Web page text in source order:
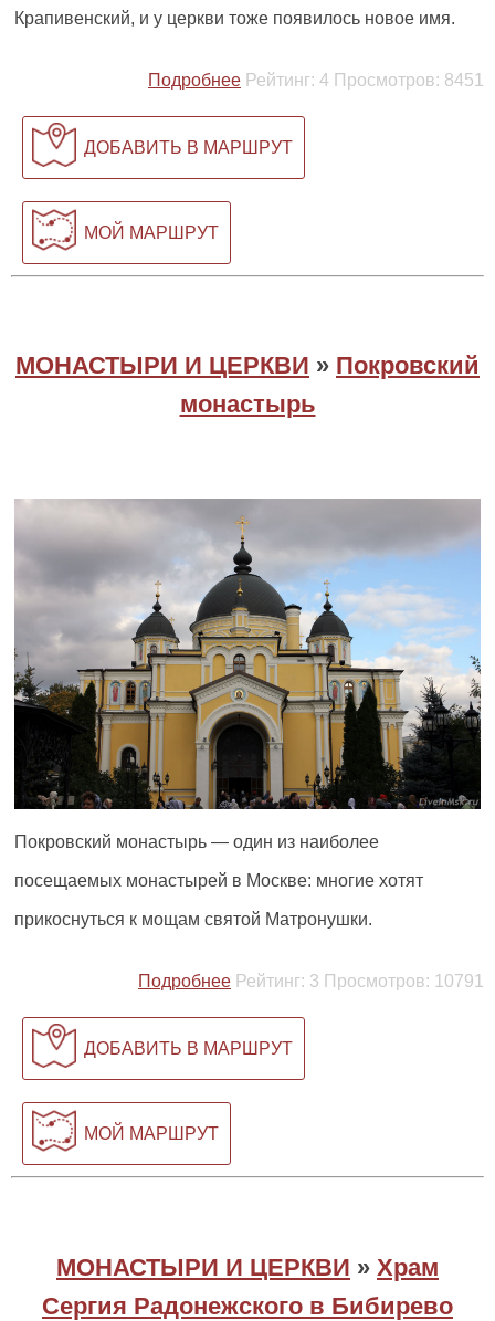
Крапивенский, и у церкви тоже появилось новое имя.
Подробнее Рейтинг: 4 Просмотров: 8451
ДОБАВИТЬ В МАРШРУТ
МОЙ МАРШРУТ
МОНАСТЫРИ И ЦЕРКВИ » Покровский
монастырь
Покровский монастырь — один из наиболее
посещаемых монастырей в Москве: многие хотят
прикоснуться к мощам святой Матронушки.
Подробнее Рейтинг: 3 Просмотров: 10791
ДОБАВИТЬ В МАРШРУТ
МОЙ МАРШРУТ
МОНАСТЫРИ И ЦЕРКВИ » Храм
Сергия Радонежского в Бибирево